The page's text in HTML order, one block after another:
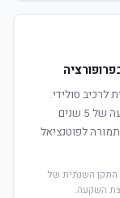
לרכיב סולידי.
מתאימה למשקיעים עם אופק השקעה של 5 שנים
לפוטנציאל
התקן השנתית של
השקעה.